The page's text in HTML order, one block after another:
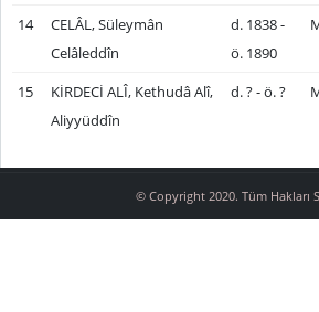
14
CELÂL, Süleymân
Celâleddîn
d. 1838 -
ö. 1890
15
KİRDECİ ALÎ, Kethudâ Alî,
Aliyyüddîn
d. ? - ö. ?
© Copyright 2020. Tüm Hakları